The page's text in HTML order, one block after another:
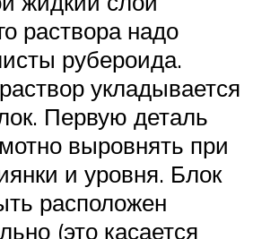
раствора надо
рубероида.
укладывается
Первую деталь
выровнять при
и уровня. Блок
расположен
(это касается